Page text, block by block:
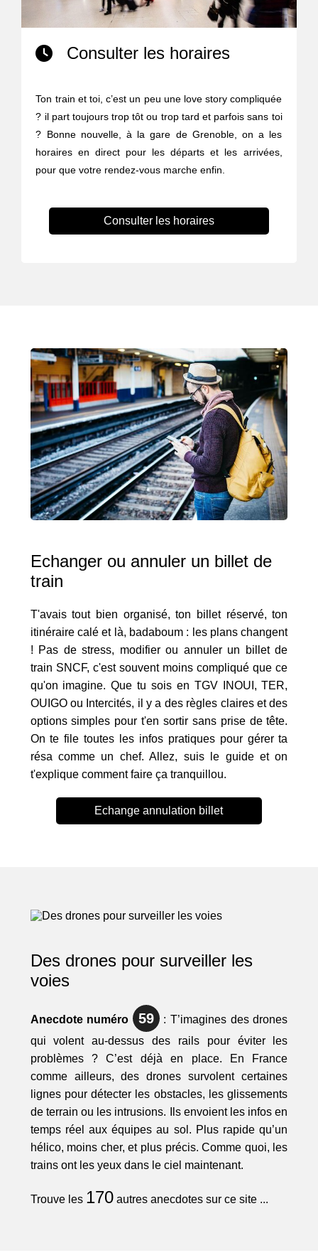
Consulter les horaires
Ton train et toi, c’est un peu une love story compliquée
? il part toujours trop tôt ou trop tard et parfois sans toi
? Bonne nouvelle, à la gare de Grenoble, on a les
horaires en direct pour les départs et les arrivées,
pour que votre rendez-vous marche enfin.
Consulter les horaires
Echanger ou annuler un billet de
train
T'avais tout bien organisé, ton billet réservé, ton
itinéraire calé et là, badaboum : les plans changent
! Pas de stress, modifier ou annuler un billet de
train SNCF, c'est souvent moins compliqué que ce
qu'on imagine. Que tu sois en TGV INOUI, TER,
OUIGO ou Intercités, il y a des règles claires et des
options simples pour t'en sortir sans prise de tête.
On te file toutes les infos pratiques pour gérer ta
résa comme un chef. Allez, suis le guide et on
t'explique comment faire ça tranquillou.
Echange annulation billet
Des drones pour surveiller les
voies
Anecdote numéro 59 : T’imagines des drones
qui volent au-dessus des rails pour éviter les
problèmes ? C’est déjà en place. En France
comme ailleurs, des drones survolent certaines
lignes pour détecter les obstacles, les glissements
de terrain ou les intrusions. Ils envoient les infos en
temps réel aux équipes au sol. Plus rapide qu’un
hélico, moins cher, et plus précis. Comme quoi, les
trains ont les yeux dans le ciel maintenant.
Trouve les 170autres anecdotes sur ce site ...